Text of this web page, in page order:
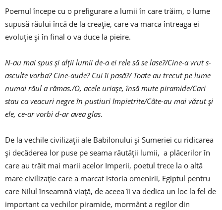
Poemul începe cu o prefigurare a lumii în care trăim, o lume
supusă răului încă de la creație, care va marca întreaga ei
evoluție și în final o va duce la pieire.
N-au mai spus și alții lumii de-a ei rele să se lase?/Cine-a vrut s-
asculte vorba? Cine-aude? Cui îi pasă?/ Toate au trecut pe lume
numai răul a rămas./O, acele uriașe, însă mute piramide/Cari
stau ca veacuri negre în pustiuri împietrite/Câte-au mai văzut și
ele, ce-ar vorbi d-ar avea glas.
De la vechile civilizații ale Babilonului și Sumeriei cu ridicarea
și decăderea lor puse pe seama răutății lumii, a plăcerilor în
care au trăit mai marii acelor Imperii, poetul trece la o altă
mare civilizație care a marcat istoria omenirii, Egiptul pentru
care Nilul înseamnă viață, de aceea îi va dedica un loc la fel de
important ca vechilor piramide, mormânt a regilor din